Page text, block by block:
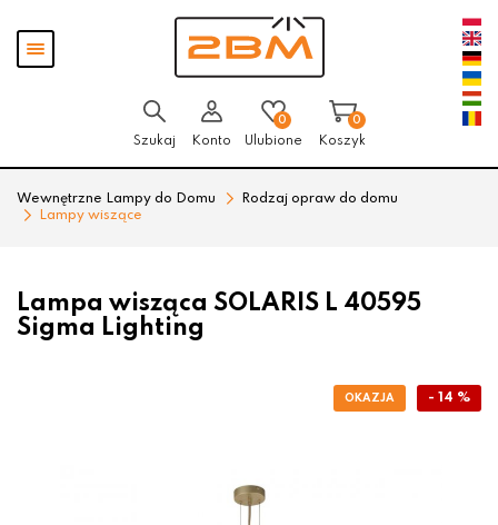
Pokaż
menu
Szukaj Konto
0
Ulubione
0
Koszyk
Wewnętrzne Lampy do Domu
Rodzaj opraw do domu
Lampy wiszące
Lampa wisząca SOLARIS L 40595
Sigma Lighting
- 14 %